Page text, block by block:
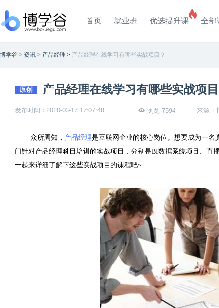
首页 就业班 优选提升课 全部
博学谷 > 资讯 > 产品经理 > 产品经理在线学习有哪些实战项目？
原创 产品经理在线学习有哪些实战项
发布时间：2020-06-17 17:07:48 浏览 7594 来源：
众所周知， 产品经理是互联网企业的核心岗位。想要成为一
门针对产品经理科目培训的实战项目，分别是BI数据系统项目、直
一起来详细了解下这些实战项目的课程吧~